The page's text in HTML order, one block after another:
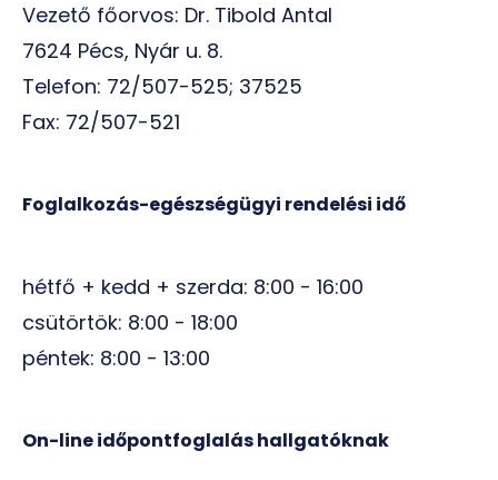
Vezető főorvos: Dr. Tibold Antal
7624 Pécs, Nyár u. 8.
Telefon: 72/507-525; 37525
Fax: 72/507-521
Foglalkozás-egészségügyi rendelési idő
hétfő + kedd + szerda: 8:00 - 16:00
csütörtök: 8:00 - 18:00
péntek: 8:00 - 13:00
On-line időpontfoglalás hallgatóknak